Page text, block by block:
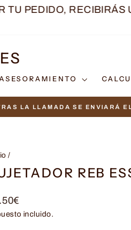
RECIBIRÁS UNA
LA LLAMADA SE ENVIARÁ
/
REB
incluido.